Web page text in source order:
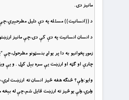
مانيز دى.
د ((انسانيت)) مسئله په دې دليل مطرحېږي،چې
د انسان انسانيت په دې کې دى،چې مانيز
زموږ پخوانيو به دا پر يو لړ بنسټونو
چارې او ګټه او ارزښت يې سره بېل کړل . و يې
وايو:ولې؟ څنګه هغه څيز انسان ته ارزښـت
ولري،ولې يو څيز ته ارزښت قايل شم،چې له